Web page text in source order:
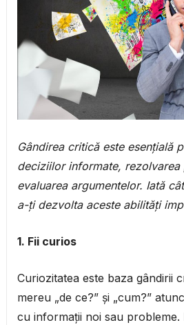
Gândirea critică este esențială
deciziilor informate,
evaluarea argumentelor. Iată
a-ți dezvolta aceste abilități
1. Fii curios
Curiozitatea este baza gândirii
mereu „de ce?” și „cum?”
cu informații noi sau probleme.